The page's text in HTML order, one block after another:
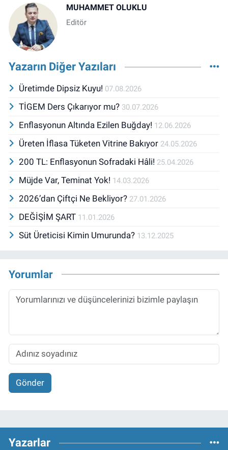
MUHAMMET OLUKLU
Editör
Yazarın Diğer Yazıları
Üretimde Dipsiz Kuyu! 07.08.2026
TİGEM Ders Çıkarıyor mu? 30.07.2026
Enflasyonun Altında Ezilen Buğday! 12.06.2026
Üreten İflasa Tüketen Vitrine Bakıyor 24.05.2026
200 TL: Enflasyonun Sofradaki Hâli! 25.04.2026
Müjde Var, Teminat Yok! 14.03.2026
2026’dan Çiftçi Ne Bekliyor? 27.01.2026
DEĞİŞİM ŞART 11.01.2026
Süt Üreticisi Kimin Umurunda? 13.12.2025
Yorumlar
Gönder
Yazarlar